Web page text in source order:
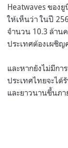
Heatwaves ของ
ให้เห็นว่า ในปี
จำนวน 10.3 ล้าน
ประเทศต้องเผชิ
และหากยังไม่มีกา
ประเทศไทยจะไ
และยาวนานขึ้นภ